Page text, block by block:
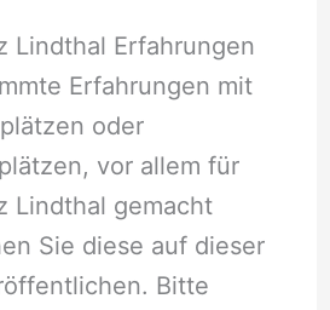
Lindthal Erfahrungen
Erfahrungen mit
oder
vor allem für
Lindthal gemacht
Sie diese auf dieser
Bitte